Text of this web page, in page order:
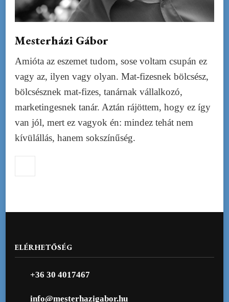
Mesterházi Gábor
Amióta az eszemet tudom, sose voltam csupán ez
vagy az, ilyen vagy olyan. Mat-fizesnek bölcsész,
bölcsésznek mat-fizes, tanárnak vállalkozó,
marketingesnek tanár. Aztán rájöttem, hogy ez így
van jól, mert ez vagyok én: mindez tehát nem
kívülállás, hanem sokszínűség.
ELÉRHETŐSÉG
+36 30 4017467
info@mesterhazigabor.hu